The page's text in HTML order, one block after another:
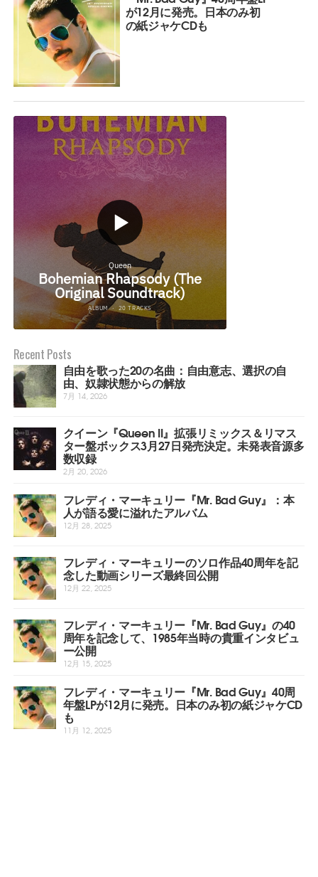
が12月に発売。日本のみ初
の紙ジャケCDも
Recent Posts
自由を歌った20の名曲：自由意志、選択の自
由、奴隷状態からの解放
7月 14, 2026
クイーン『Queen II』拡張リミックス＆リマス
ター盤ボックス3月27日発売決定。未発表音源多
数収録
2月 20, 2026
フレディ・マーキュリー『Mr. Bad Guy』：本
人が語る愛に溢れたアルバム
12月 28, 2025
フレディ・マーキュリーのソロ作品40周年を記
念した動画シリーズ最終回公開
12月 22, 2025
フレディ・マーキュリー『Mr. Bad Guy』の40
周年を記念して、1985年当時の貴重インタビュ
ー公開
12月 15, 2025
フレディ・マーキュリー『Mr. Bad Guy』40周
年盤LPが12月に発売。日本のみ初の紙ジャケCD
も
11月 12, 2025